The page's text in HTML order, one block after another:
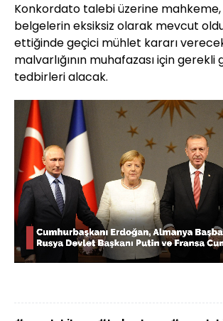
Konkordato talebi üzerine
belgelerin eksiksiz olarak mevcut
ettiğinde geçici mühlet kararı
malvarlığının muhafazası için
tedbirleri alacak.
Aç
Yüklendi
:
44.36%